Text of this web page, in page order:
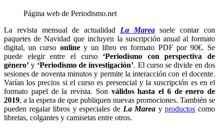
Página web de Periodismo.net
La revista mensual de actualidad La Mareasuele contar con
paquetes de Navidad que incluyen la suscripción anual al formato
digital, un curso onliney un libro en formato PDF por 90€. Se
puede elegir entre el curso ‘Periodismo con perspectiva de
género’ y ‘Periodismo de investigación’. El curso se divide en dos
sesiones de noventa minutos y permite la interacción con el docente.
Varían los precios si el curso es presencial y la suscripción es en el
formato papel de la revista. Son válidos hasta el 6 de enero de
2019, a la espera de que publiquen nuevas promociones. También se
pueden regalar libros y especiales de La Marea yproductos como
libretas, colgantes y camisetas entre otros.